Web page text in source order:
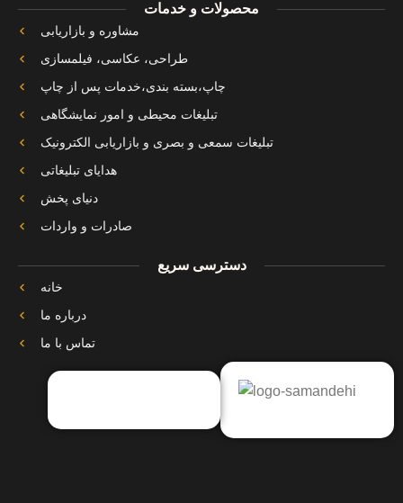
محصولات و خدمات
مشاوره و بازاریابی
طراحی، عکاسی، فیلمسازی
چاپ،بسته بندی،خدمات پس از چاپ
تبلیغات محیطی و امور نمایشگاهی
تبلیغات سمعی و بصری و بازاریابی الکترونیک
هدایای تبلیغاتی
دنیای پخش
صادرات و واردات
دسترسی سریع
خانه
درباره ما
تماس با ما